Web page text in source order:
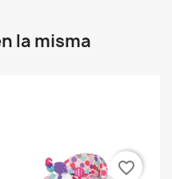
la misma
favorite_border